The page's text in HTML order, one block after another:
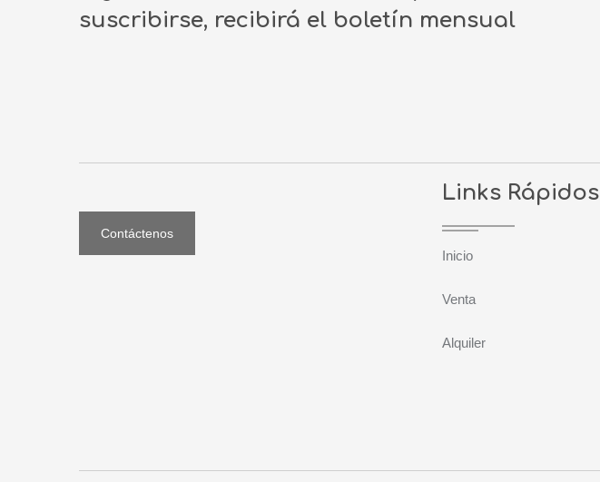
suscribirse, recibirá el boletín mensual
Contáctenos
Links Rápidos
Inicio
Venta
Alquiler